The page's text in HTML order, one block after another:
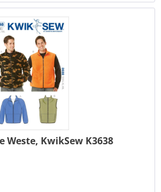
Weste, KwikSew K3638